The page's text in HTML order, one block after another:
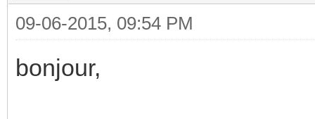
09-06-2015, 09:54 PM
bonjour,